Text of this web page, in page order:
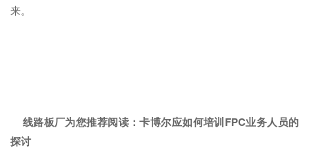
来。
线路板厂为您推荐阅读：卡博尔应如何培训FPC业务人员的
探讨